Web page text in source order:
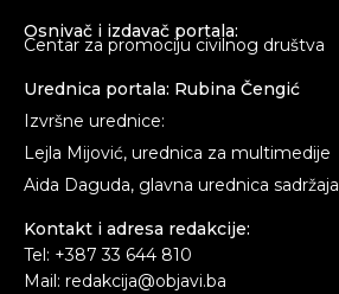
Osnivač i izdavač portala:
Centar za promociju civilnog društva
Urednica portala: Rubina Čengić
Izvršne urednice:
Lejla Mijović, urednica za multimedije
Aida Daguda, glavna urednica sadržaja
Kontakt i adresa redakcije:
Tel: +387 33 644 810
Mail: redakcija@objavi.ba